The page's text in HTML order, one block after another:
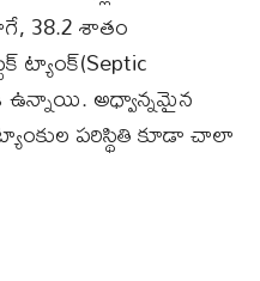
38.2 శాతం
ట్యాంక్‌(Septic
ఉన్నాయి. అధ్వాన్నమైన
పరిస్థితి కూడా చాలా